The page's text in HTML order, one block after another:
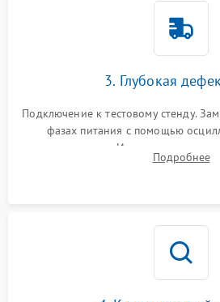
3. Глубокая
Подключение к тестовому стенду.
фазах питания с помощью
инициализации. Использование
MATS
Подробнее